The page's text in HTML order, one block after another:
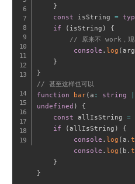
}
const isString =
if
( isString )
{
// 原来不 work，
console . log (arg
}
}
// 甚至这样也可以
function
bar(a : string
undefined )
{
const allIsString =
if
(allIsString )
{
console . log (a .
console . log ( b .
}
}